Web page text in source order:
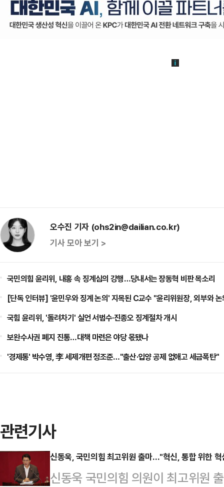
오수진 기자 (ohs2in@dailian.co.kr)
기사 모아 보기 >
국민의힘 윤리위, 내홍 속 징계심의 강행…당내서는 장동혁 비판 목소리
[단독 인터뷰] '윤민우와 징계 논의' 지목된 C교수 "윤리위원장, 외부와
국힘 윤리위, '돌려차기' 실언 서범수·진종오 징계절차 개시
보완수사권 폐지 진통…대책 마련은 야당 몫됐나
'경제통' 박수영, 李 세제개편 정조준…"출산·입양 공제 없애고 세금폭탄"
관련기사
신동욱, 국민의힘 최고위원 출마…"혁신, 통합 위한
신동욱 국민의힘 의원이 최고위원